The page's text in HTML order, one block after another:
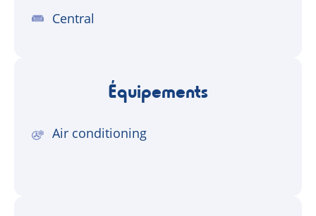
Central
Équipements
Air conditioning